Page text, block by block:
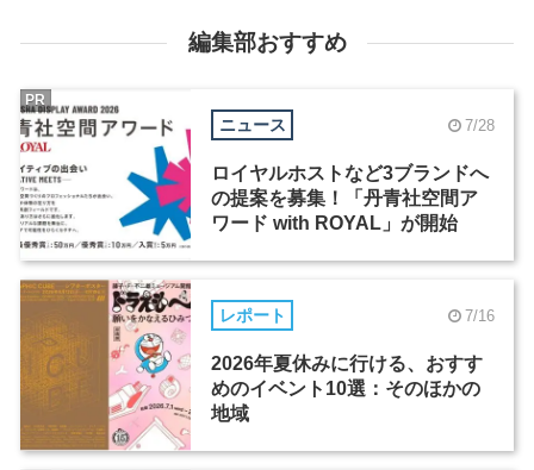
編集部おすすめ
ニュース 7/28
ロイヤルホストなど3ブランドへ
の提案を募集！「丹青社空間ア
ワード with ROYAL」が開始
PR
レポート 7/16
2026年夏休みに行ける、おすす
めのイベント10選：そのほかの
地域